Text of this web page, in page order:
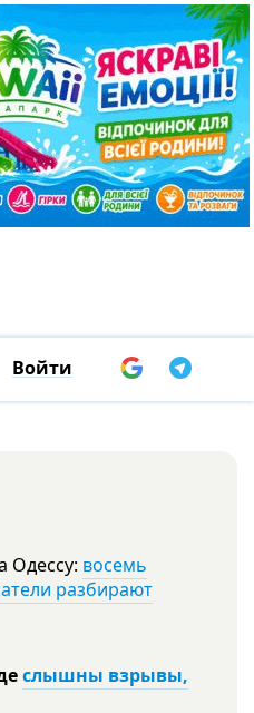
Войти
Одессу: восемь
разбирают
слышны взрывы,